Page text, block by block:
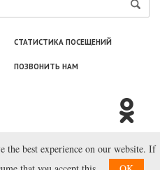
СТАТИСТИКА ПОСЕЩЕНИЙ
ПОЗВОНИТЬ НАМ
2003—2026.
the best experience on our website. If